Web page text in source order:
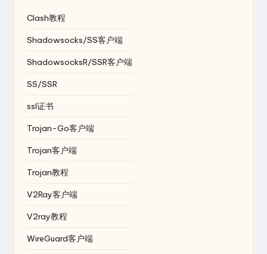
Clash教程
Shadowsocks/SS客户端
ShadowsocksR/SSR客户端
SS/SSR
ssl证书
Trojan-Go客户端
Trojan客户端
Trojan教程
V2Ray客户端
V2ray教程
WireGuard客户端